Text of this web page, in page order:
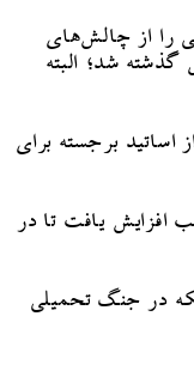
را از چالش‌های
شد؛ البته
برجسته برای
کرد و افزود: در زمینه ذخایر سوخت، امسال ذخایر به بیش از ۳ میلیارد مترمکعب افزایش یافت تا در
در جنگ تحمیلی